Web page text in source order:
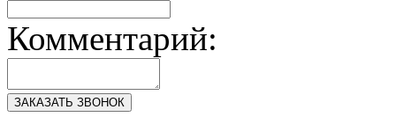
Комментарий:
ЗАКАЗАТЬ ЗВОНОК